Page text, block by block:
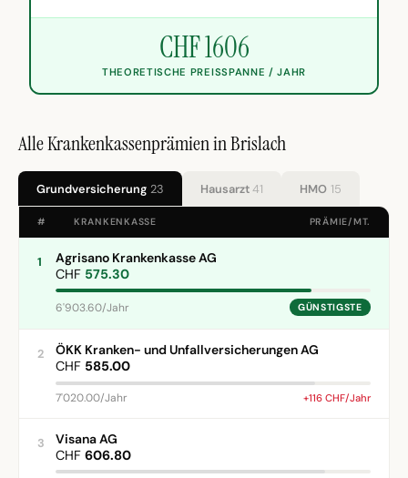
CHF 1606
THEORETISCHE PREISSPANNE / JAHR
Alle Krankenkassenprämien in Brislach
Grundversicherung 23 Hausarzt41 HMO 15
# KRANKENKASSE PRÄMIE/MT.
1
Agrisano Krankenkasse AG
CHF 575.30
6'903.60/Jahr GÜNSTIGSTE
2
ÖKK Kranken- und Unfallversicherungen AG
CHF 585.00
7'020.00/Jahr +116 CHF/Jahr
3
Visana AG
CHF 606.80